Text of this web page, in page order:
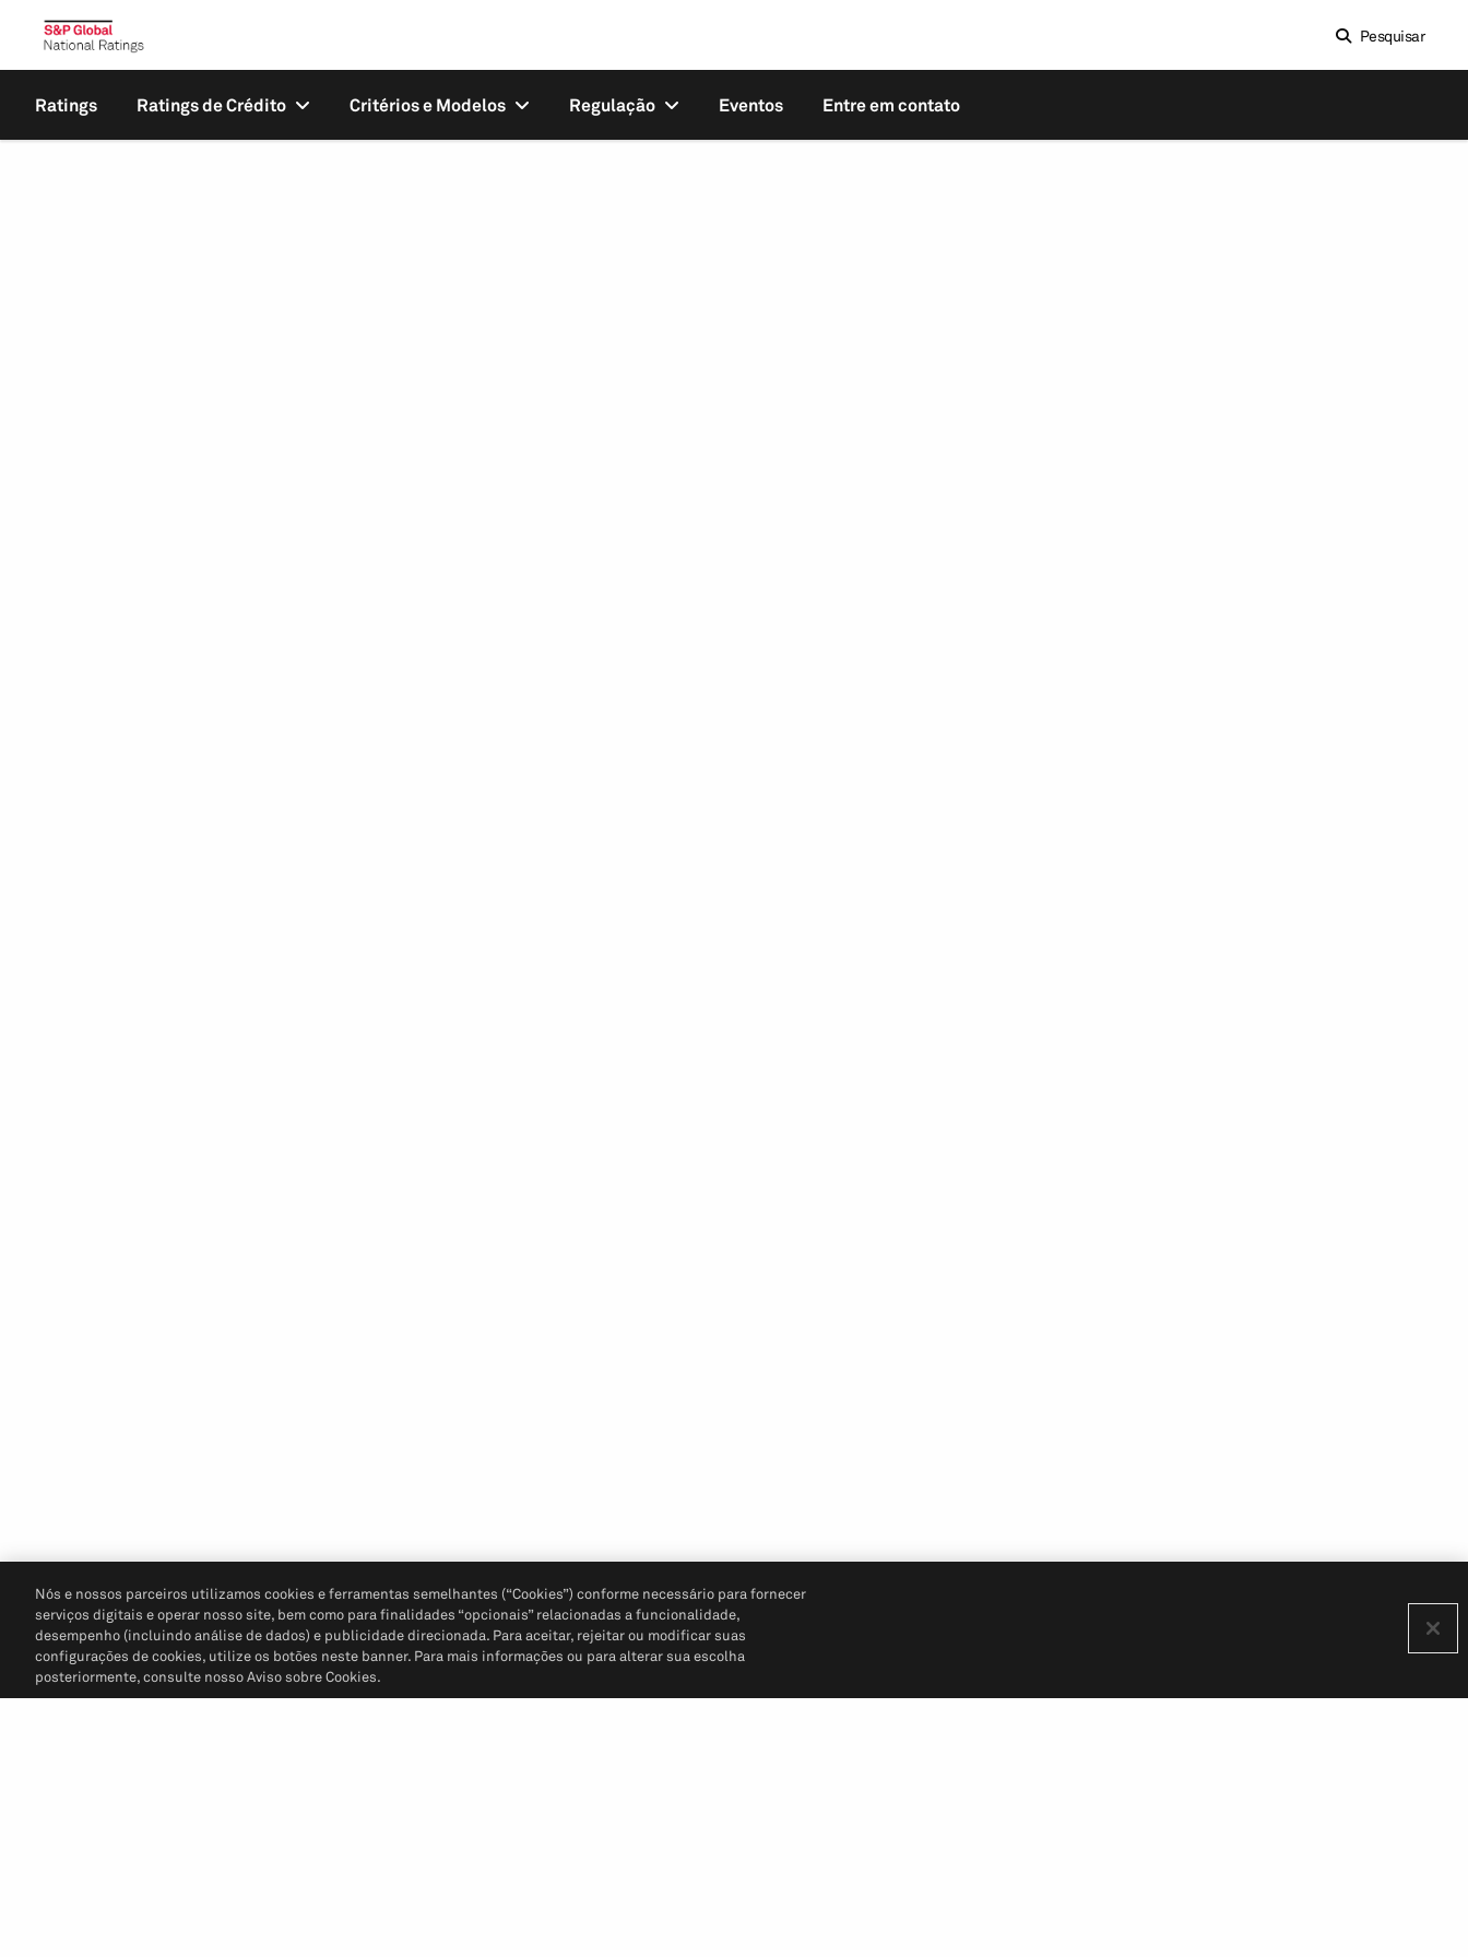
Pesquisar
Ratings Ratings de Crédito Critérios e Modelos Regulação Eventos Entre em contato
Nós e nossos parceiros utilizamos cookies e ferramentas semelhantes (“Cookies”) conforme necessário para fornecer
serviços digitais e operar nosso site, bem como para finalidades “opcionais” relacionadas a funcionalidade,
desempenho (incluindo análise de dados) e publicidade direcionada. Para aceitar, rejeitar ou modificar suas
configurações de cookies, utilize os botões neste banner. Para mais informações ou para alterar sua escolha
posteriormente, consulte nosso Aviso sobre Cookies.